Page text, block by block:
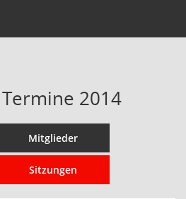
2014
Mitglieder
Sitzungen